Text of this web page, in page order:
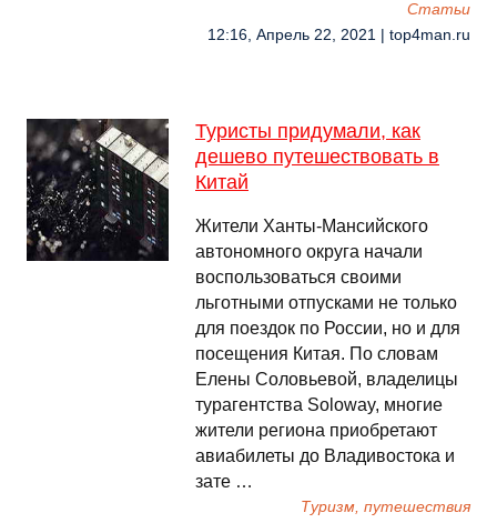
Cтатьи
12:16, Апрель 22, 2021 | top4man.ru
Туристы придумали, как
дешево путешествовать в
Китай
Жители Ханты-Мансийского
автономного округа начали
воспользоваться своими
льготными отпусками не только
для поездок по России, но и для
посещения Китая. По словам
Елены Соловьевой, владелицы
турагентства Soloway, многие
жители региона приобретают
авиабилеты до Владивостока и
зате …
Туризм, путешествия